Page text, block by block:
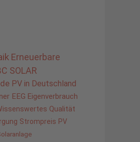
Erneuerbare
SOLAR
PV in Deutschland
EEG Eigenverbrauch
Qualität
Strompreis PV